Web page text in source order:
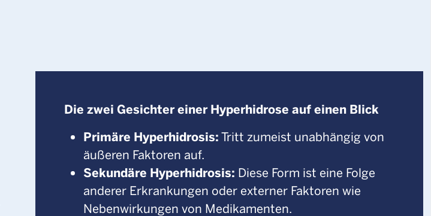
Die zwei Gesichter einer Hyperhidrose auf einen Blick
Primäre Hyperhidrosis:Tritt zumeist unabhängig von
äußeren Faktoren auf.
Sekundäre Hyperhidrosis: Diese Form ist eine Folge
anderer Erkrankungen oder externer Faktoren wie
Nebenwirkungen von Medikamenten.